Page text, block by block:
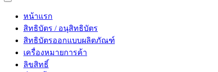
หน้าแรก
สิทธิบัตร / อนุสิทธิบัตร
สิทธิบัตรออกแบบผลิตภัณฑ์
เครื่องหมายการค้า
ลิขสิทธิ์